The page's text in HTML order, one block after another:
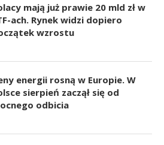
mają już prawie 20 mld zł w
ach. Rynek widzi dopiero
wzrostu
energii rosną w Europie. W
sierpień zaczął się od
odbicia